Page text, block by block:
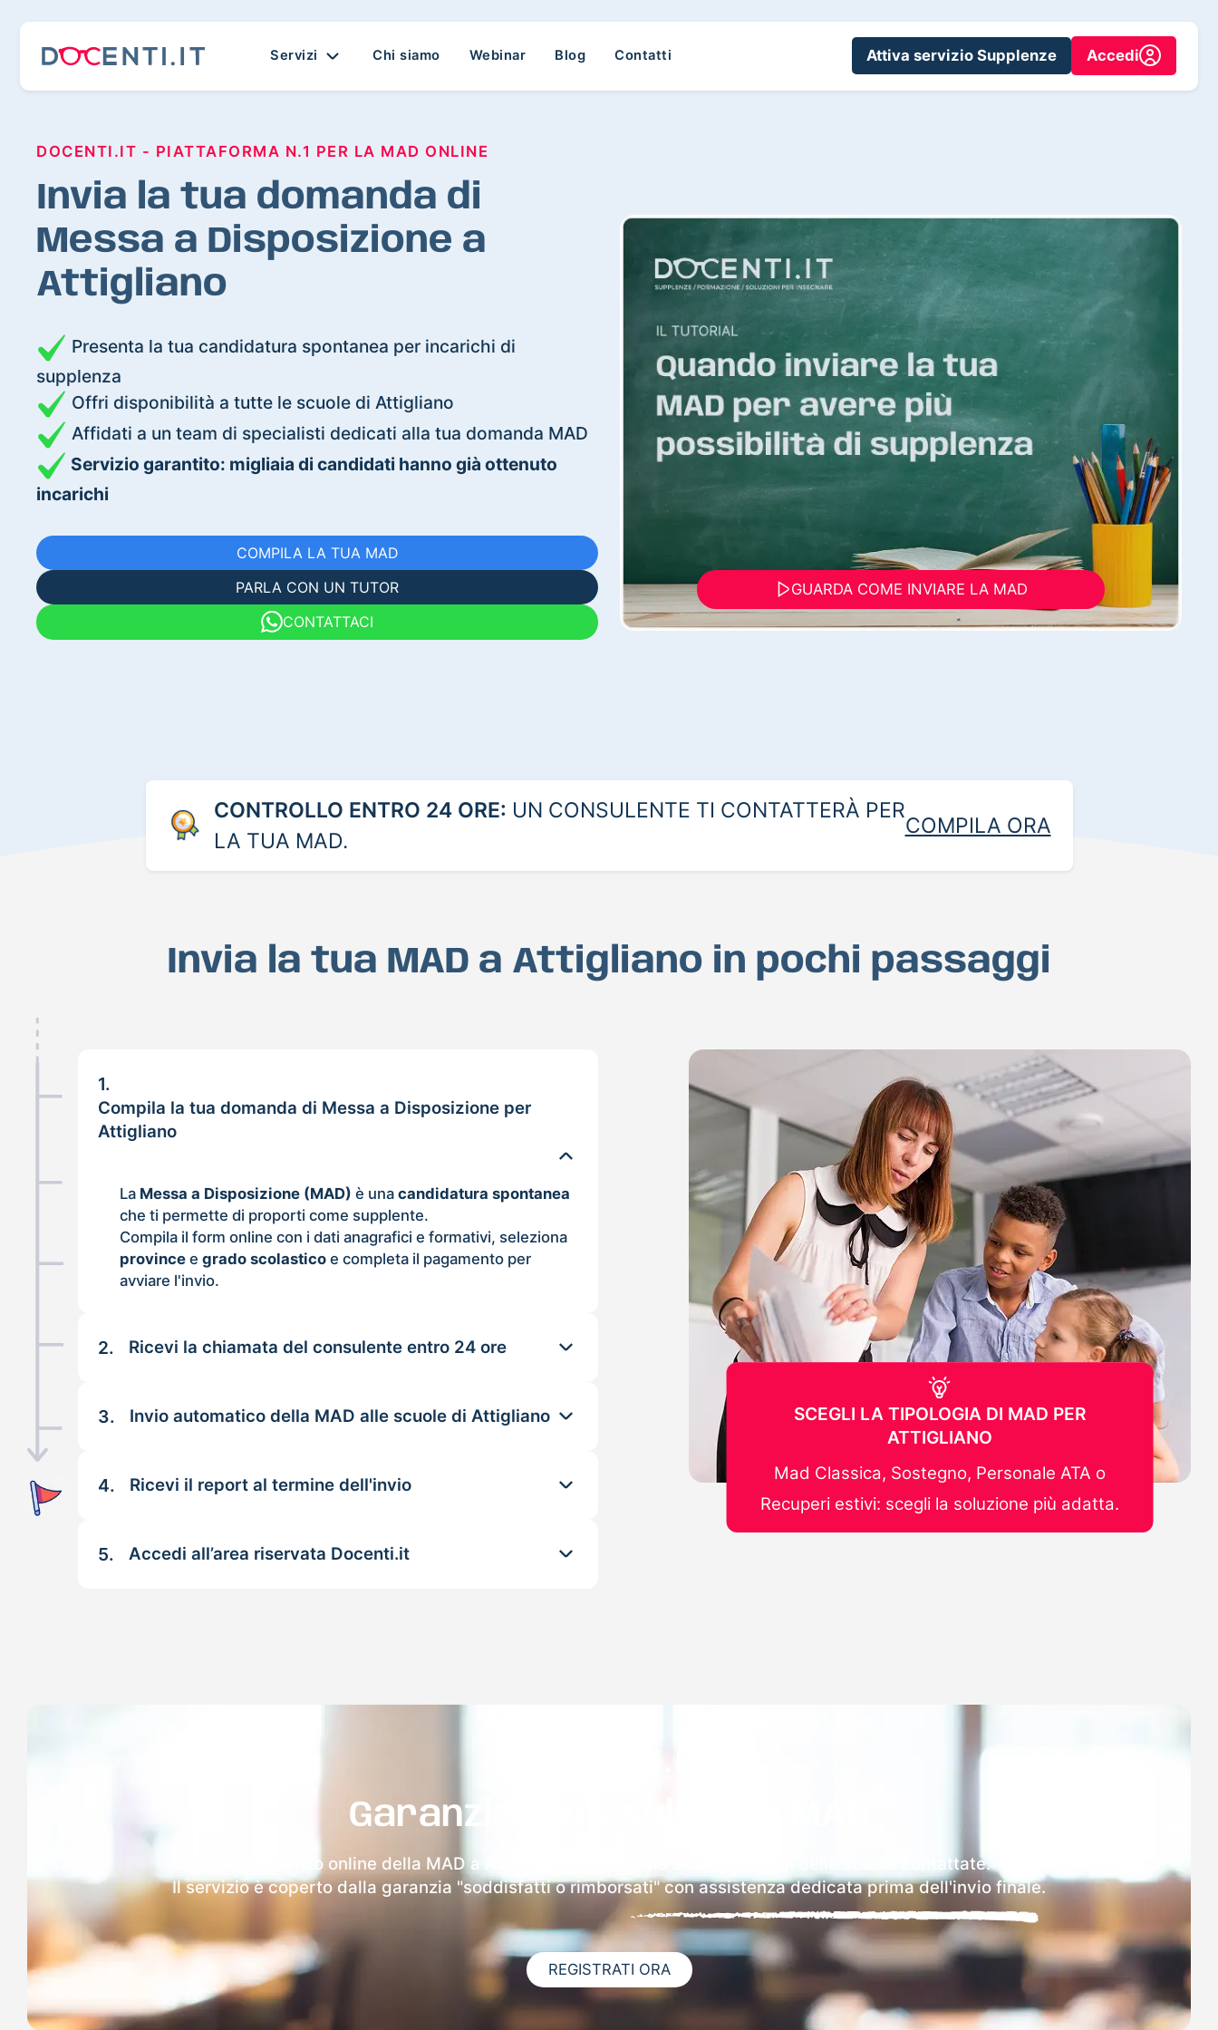
Servizi Chi siamo Webinar Blog Contatti Attiva servizio Supplenze Accedi
DOCENTI.IT - PIATTAFORMA N.1 PER LA MAD ONLINE
Invia la tua domanda di
Messa a Disposizione a
Attigliano
Presenta la tua candidatura spontanea per incarichi di
supplenza
Offri disponibilità a tutte le scuole di Attigliano
Affidati a un team di specialisti dedicati alla tua domanda MAD
Servizio garantito: migliaia di candidati hanno già ottenuto
incarichi
COMPILA LA TUA MAD
PARLA CON UN TUTOR
CONTATTACI
GUARDA COME INVIARE LA MAD
CONTROLLO ENTRO 24 ORE: UN CONSULENTE TI CONTATTERÀ PER
LA TUA MAD.
COMPILA ORA
Invia la tua MAD a Attigliano in pochi passaggi
1.
Compila la tua domanda di Messa a Disposizione per
Attigliano
La Messa a Disposizione (MAD) è unacandidatura spontanea
che ti permette di proporti come supplente.
Compila il form online con i dati anagrafici e formativi, seleziona
province egrado scolastico e completa il pagamento per
avviare l'invio.
2. Ricevi la chiamata del consulente entro 24 ore
3. Invio automatico della MAD alle scuole di Attigliano
4. Ricevi il report al termine dell'invio
5. Accedi all’area riservata Docenti.it
SCEGLI LA TIPOLOGIA DI MAD PER
ATTIGLIANO
Mad Classica, Sostegno, Personale ATA o
Recuperi estivi: scegli la soluzione più adatta.
Garanzia 100% sulla tua MAD
Dopo l'invio online della MAD a Attigliano riceverai via email i dettagli delle scuole contattate.
Il servizio è coperto dalla garanzia "soddisfatti o rimborsati" con assistenza dedicata prima dell'invio finale.
REGISTRATI ORA